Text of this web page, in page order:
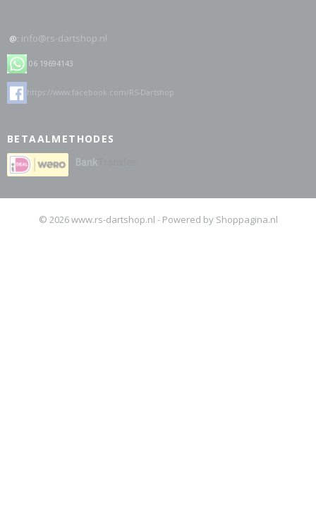
@: info@rs-dartshop.nl
06 19694143
https://www.facebook.com/RS-Dartshop
BETAALMETHODES
© 2026 www.rs-dartshop.nl - Powered by Shoppagina.nl